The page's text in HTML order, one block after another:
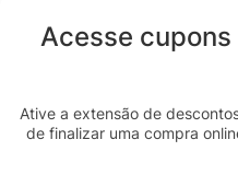
Acesse
Ative a extensão de
de finalizar uma compra